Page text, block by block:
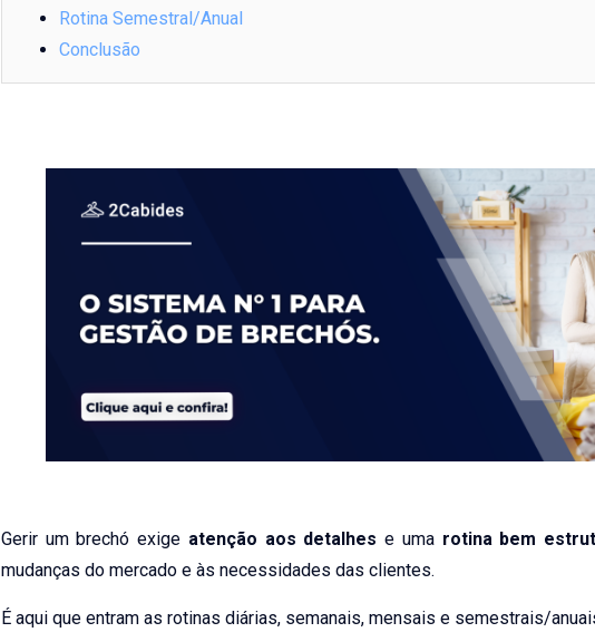
Rotina Semestral/Anual
Conclusão
Gerir um brechó exige atenção aos detalhes e uma rotina bem
mudanças do mercado e às necessidades das clientes.
É aqui que entram as rotinas diárias, semanais, mensais e semestrais/